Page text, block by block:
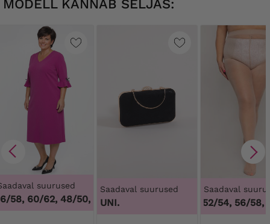
MODELL KANNAB SELJAS:
suurused
58, 60/62,48/50, 52/54, 56/58, 60/62
Saadaval suurused
UNI.
Saadaval
44/46, 48/50, 52/54, 56/58,
3XL,